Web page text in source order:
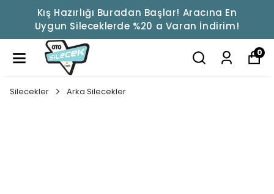
Kış Hazırlığı Buradan Başlar! Aracına En
Uygun Sileceklerde %20 a Varan İndirim!
0
Silecekler Arka Silecekler